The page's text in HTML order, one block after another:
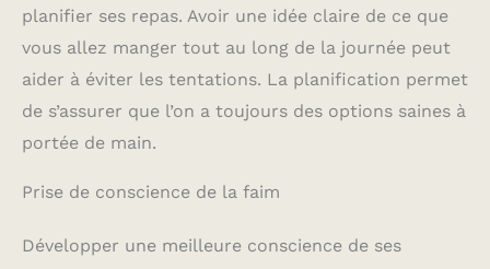
planifier ses repas. Avoir une idée claire de ce que
vous allez manger tout au long de la journée peut
aider à éviter les tentations. La planification permet
de s’assurer que l’on a toujours des options saines à
portée de main.
Prise de conscience de la faim
Développer une meilleure conscience de ses